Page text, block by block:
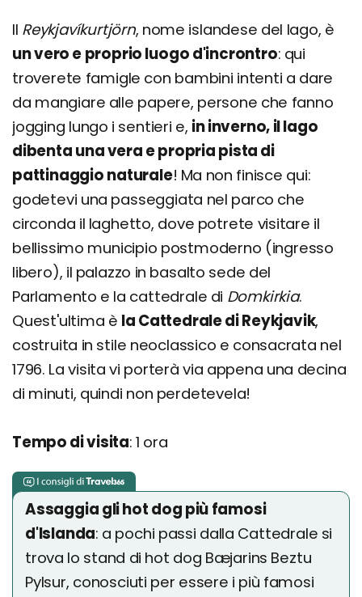
Il Reykjavíkurtjörn, nome islandese del lago, è
un vero e proprio luogo d'incrontro: qui
troverete famigle con bambini intenti a dare
da mangiare alle papere, persone che fanno
jogging lungo i sentieri e, in inverno, il lago
dibenta una vera e propria pista di
pattinaggio naturale! Ma non finisce qui:
godetevi una passeggiata nel parco che
circonda il laghetto, dove potrete visitare il
bellissimo municipio postmoderno (ingresso
libero), il palazzo in basalto sede del
Parlamento e la cattedrale di Domkirkia.
Quest'ultima è la Cattedrale di Reykjavik,
costruita in stile neoclassico e consacrata nel
1796. La visita vi porterà via appena una decina
di minuti, quindi non perdetevela!
Tempo di visita: 1 ora
Assaggia gli hot dog più famosi
d'Islanda: a pochi passi dalla Cattedrale si
trova lo stand di hot dog Bæjarins Beztu
Pylsur, conosciuti per essere i più famosi